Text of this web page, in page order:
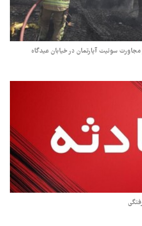
سوئیت آپارتمان در خیابان عیدگاه